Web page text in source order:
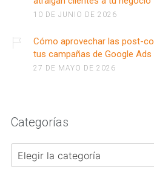
10 DE JUNIO DE 2026
Cómo aprovechar las post-
tus campañas de Google Ads
27 DE MAYO DE 2026
Categorías
Categorías